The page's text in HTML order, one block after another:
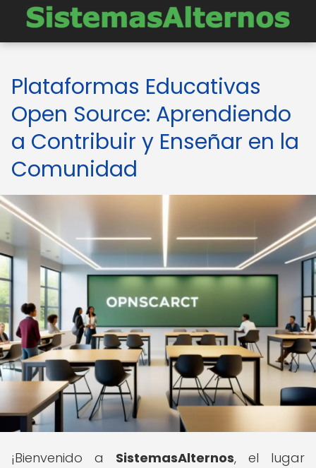
Plataformas Educativas
Open Source: Aprendiendo
a Contribuir y Enseñar en la
Comunidad
¡Bienvenido a SistemasAlternos, el lugar